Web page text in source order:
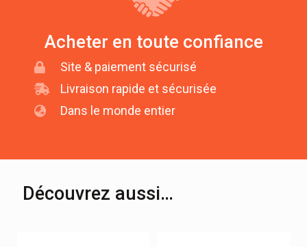
Acheter en toute confiance
Site & paiement sécurisé
Livraison rapide et sécurisée
Dans le monde entier
Découvrez aussi…